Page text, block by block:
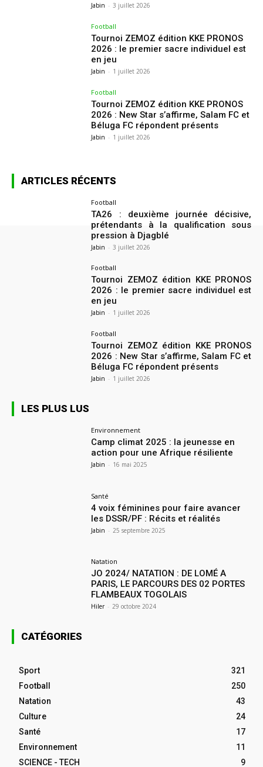
Jabin - 3 juillet 2026
Football
Tournoi ZEMOZ édition KKE PRONOS
2026 : le premier sacre individuel est
en jeu
Jabin - 1 juillet 2026
Football
Tournoi ZEMOZ édition KKE PRONOS
2026 : New Star s’affirme, Salam FC et
Béluga FC répondent présents
Jabin - 1 juillet 2026
ARTICLES RÉCENTS
Football
TA26 : deuxième journée décisive,
prétendants à la qualification sous
pression à Djagblé
Jabin - 3 juillet 2026
Football
Tournoi ZEMOZ édition KKE PRONOS
2026 : le premier sacre individuel est
en jeu
Jabin - 1 juillet 2026
Football
Tournoi ZEMOZ édition KKE PRONOS
2026 : New Star s’affirme, Salam FC et
Béluga FC répondent présents
Jabin - 1 juillet 2026
LES PLUS LUS
Environnement
Camp climat 2025 : la jeunesse en
action pour une Afrique résiliente
Jabin - 16 mai 2025
Santé
4 voix féminines pour faire avancer
les DSSR/PF : Récits et réalités
Jabin - 25 septembre 2025
Natation
JO 2024/ NATATION : DE LOMÉ A
PARIS, LE PARCOURS DES 02 PORTES
FLAMBEAUX TOGOLAIS
Hiler - 29 octobre 2024
CATÉGORIES
Sport
321
Football
250
Natation
43
Culture
24
Santé
17
Environnement
11
SCIENCE - TECH
9